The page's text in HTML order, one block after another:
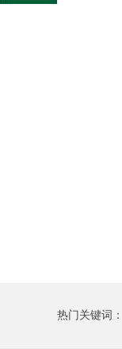
热门关键词：